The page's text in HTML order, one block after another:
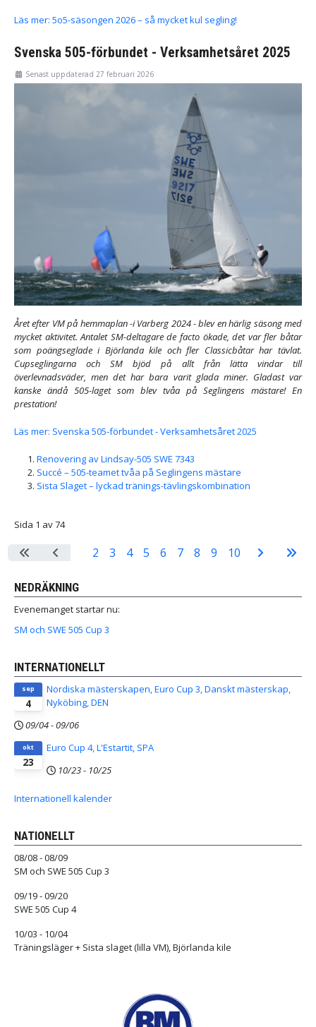
Läs mer: 5o5-säsongen 2026 – så mycket kul segling!
Svenska 505-förbundet - Verksamhetsåret 2025
Senast uppdaterad 27 februari 2026
Året efter VM på hemmaplan -i Varberg 2024 - blev en härlig säsong med
mycket aktivitet. Antalet SM-deltagare de facto ökade, det var fler båtar
som poängseglade i Björlanda kile och fler Classicbåtar har tävlat.
Cupseglingarna och SM bjöd på allt från lätta vindar till
överlevnadsväder, men det har bara varit glada miner. Gladast var
kanske ändå 505-laget som blev tvåa på Seglingens mästare! En
prestation!
Läs mer: Svenska 505-förbundet - Verksamhetsåret 2025
Renovering av Lindsay-505 SWE 7343
Succé – 505-teamet tvåa på Seglingens mästare
Sista Slaget – lyckad tränings-tävlingskombination
Sida 1 av 74
2 3 4 5 6 7 8 9 10
NEDRÄKNING
Evenemanget startar nu:
SM och SWE 505 Cup 3
INTERNATIONELLT
4
sep
Nordiska mästerskapen, Euro Cup 3, Danskt mästerskap,
Nyköbing, DEN
09/04-09/06
23
okt
Euro Cup 4, L'Estartit, SPA
10/23- 10/25
Internationell kalender
NATIONELLT
08/08 - 08/09
SM och SWE 505 Cup 3
09/19 - 09/20
SWE 505 Cup 4
10/03 - 10/04
Träningsläger + Sista slaget (lilla VM), Björlanda kile